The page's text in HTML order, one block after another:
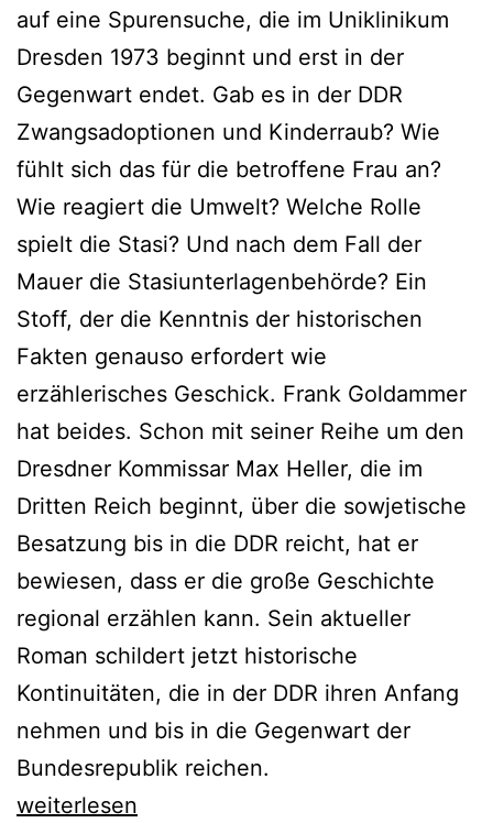
auf eine Spurensuche, die im Uniklinikum
Dresden 1973 beginnt und erst in der
Gegenwart endet. Gab es in der DDR
Zwangsadoptionen und Kinderraub? Wie
fühlt sich das für die betroffene Frau an?
Wie reagiert die Umwelt? Welche Rolle
spielt die Stasi? Und nach dem Fall der
Mauer die Stasiunterlagenbehörde? Ein
Stoff, der die Kenntnis der historischen
Fakten genauso erfordert wie
erzählerisches Geschick. Frank Goldammer
hat beides. Schon mit seiner Reihe um den
Dresdner Kommissar Max Heller, die im
Dritten Reich beginnt, über die sowjetische
Besatzung bis in die DDR reicht, hat er
bewiesen, dass er die große Geschichte
regional erzählen kann. Sein aktueller
Roman schildert jetzt historische
Kontinuitäten, die in der DDR ihren Anfang
nehmen und bis in die Gegenwart der
Bundesrepublik reichen.
Frank
weiterlesen